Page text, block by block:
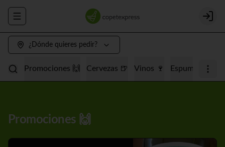
Abrir menu de navegación Login
¿Dónde quieres pedir?
Promociones 🙌 Cervezas 🍺 Vinos 🍷 Espumantes 🥂
Promociones 🙌